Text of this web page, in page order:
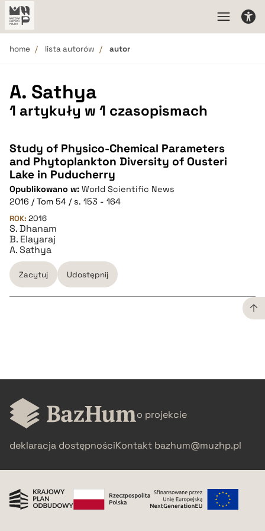
home lista autorów autor
A. Sathya
1 artykuły w 1 czasopismach
Study of Physico-Chemical Parameters
and Phytoplankton Diversity of Ousteri
Lake in Puducherry
Opublikowano w: World Scientific News
2016 / Tom 54 / s. 153 - 164
ROK: 2016
S. Dhanam
B. Elayaraj
A. Sathya
Zacytuj Udostępnij
BIBTEX
o projekcie
deklaracja dostępnościKontakt bazhum@muzhp.pl